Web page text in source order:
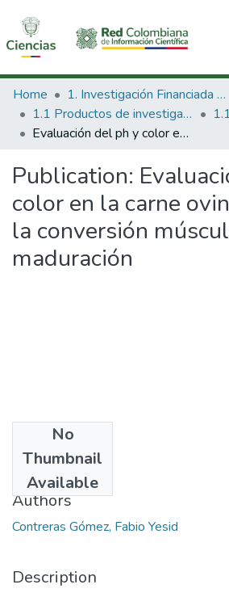
Communities & Collections
All of DSpace
Home
1. Investigación Financiada con Recursos Públicos
1.1 Productos de investigación
Evaluación del ph y color en la carne ovina durante la conversión músculo-carne, la maduración
Publication:
color en la carne
la conversión
maduración
No
Thumbnail
Available
2014
Authors
Contreras Gómez, Fabio Yesid
Description